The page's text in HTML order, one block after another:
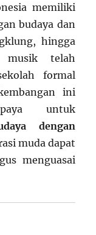
memiliki
budaya dan
hingga
musik telah
formal
ini
untuk
dengan
muda dapat
menguasai